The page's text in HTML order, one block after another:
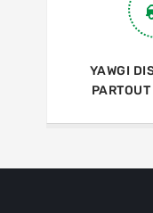
YAWGI